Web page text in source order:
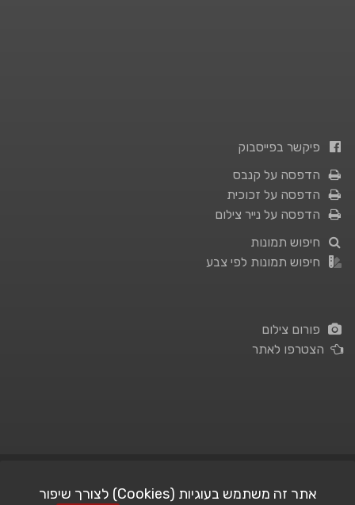
פיקשר בפייסבוק
הדפסה על קנבס
הדפסה על זכוכית
הדפסה על נייר צילום
חיפוש תמונות
חיפוש תמונות לפי צבע
פורום צילום
הצטרפו לאתר
אתר זה משתמש בעוגיות (Cookies) לצורך שיפור